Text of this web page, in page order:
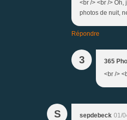
<br /> <br />
photos de nuit,
Répondre
3 365
<br />
S sepdebeck 01/